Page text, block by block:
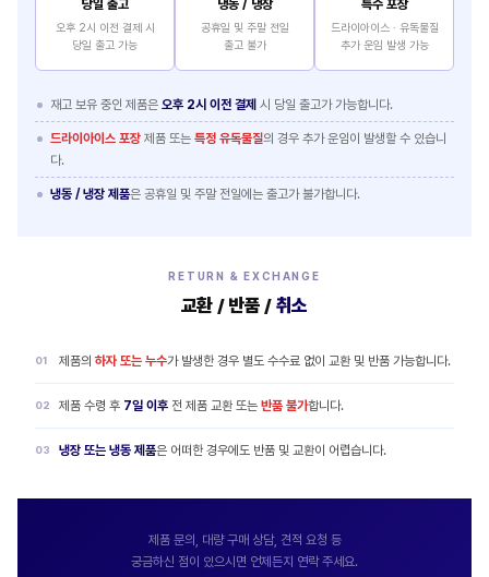
당일 출고
오후 2시 이전 결제 시
당일 출고 가능
냉동 / 냉장
공휴일 및 주말 전일
출고 불가
특수 포장
드라이아이스 · 유독물질
추가 운임 발생 가능
재고 보유 중인 제품은 오후 2시 이전 결제 시 당일 출고가 가능합니다.
드라이아이스 포장 제품 또는 특정 유독물질의 경우 추가 운임이 발생할 수 있습니
다.
냉동 / 냉장 제품은 공휴일 및 주말 전일에는 출고가 불가합니다.
RETURN & EXCHANGE
교환 / 반품 / 취소
제품의 하자 또는 누수가 발생한 경우 별도 수수료 없이 교환 및 반품 가능합니다.
제품 수령 후 7일 이후 전 제품 교환 또는 반품 불가합니다.
냉장 또는 냉동 제품은 어떠한 경우에도 반품 및 교환이 어렵습니다.
제품 문의, 대량 구매 상담, 견적 요청 등
궁금하신 점이 있으시면 언제든지 연락 주세요.